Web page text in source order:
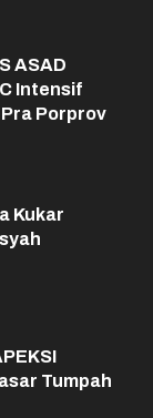
ASAD
Intensif
Pra Porprov
Kukar
Tumpah